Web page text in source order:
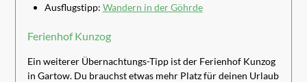
Ausflugstipp: Wandern in der Göhrde
Ferienhof Kunzog
Ein weiterer Übernachtungs-Tipp ist der Ferienhof Kunzog
in Gartow. Du brauchst etwas mehr Platz für deinen Urlaub